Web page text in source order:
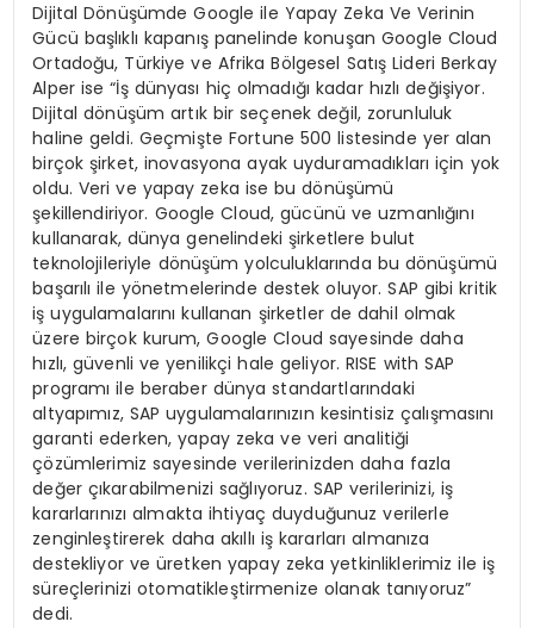
Dijital Dönüşümde Google ile Yapay Zeka Ve Verinin
Gücü başlıklı kapanış panelinde konuşan Google Cloud
Ortadoğu, Türkiye ve Afrika Bölgesel Satış Lideri Berkay
Alper ise “İş dünyası hiç olmadığı kadar hızlı değişiyor.
Dijital dönüşüm artık bir seçenek değil, zorunluluk
haline geldi. Geçmişte Fortune 500 listesinde yer alan
birçok şirket, inovasyona ayak uyduramadıkları için yok
oldu. Veri ve yapay zeka ise bu dönüşümü
şekillendiriyor. Google Cloud, gücünü ve uzmanlığını
kullanarak, dünya genelindeki şirketlere bulut
teknolojileriyle dönüşüm yolculuklarında bu dönüşümü
başarılı ile yönetmelerinde destek oluyor. SAP gibi kritik
iş uygulamalarını kullanan şirketler de dahil olmak
üzere birçok kurum, Google Cloud sayesinde daha
hızlı, güvenli ve yenilikçi hale geliyor. RISE with SAP
programı ile beraber dünya standartlarındaki
altyapımız, SAP uygulamalarınızın kesintisiz çalışmasını
garanti ederken, yapay zeka ve veri analitiği
çözümlerimiz sayesinde verilerinizden daha fazla
değer çıkarabilmenizi sağlıyoruz. SAP verilerinizi, iş
kararlarınızı almakta ihtiyaç duyduğunuz verilerle
zenginleştirerek daha akıllı iş kararları almanıza
destekliyor ve üretken yapay zeka yetkinliklerimiz ile iş
süreçlerinizi otomatikleştirmenize olanak tanıyoruz”
dedi.